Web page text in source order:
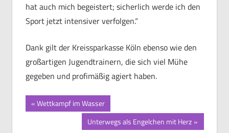
hat auch mich begeistert; sicherlich werde ich den
Sport jetzt intensiver verfolgen.“
Dank gilt der Kreissparkasse Köln ebenso wie den
großartigen Jugendtrainern, die sich viel Mühe
gegeben und profimäßig agiert haben.
Beitragsnavigation
Vorheriger
Beitrag:
Wettkampf im Wasser
Nächster
Unterwegs als Engelchen mit Herz